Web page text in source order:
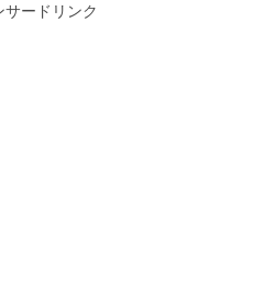
サードリンク